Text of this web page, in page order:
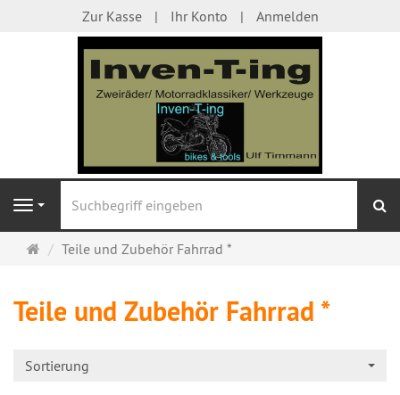
Zur Kasse Ihr Konto Anmelden
Navigation
Startseite
Teile und Zubehör Fahrrad *
Teile und Zubehör Fahrrad *
Sortierung